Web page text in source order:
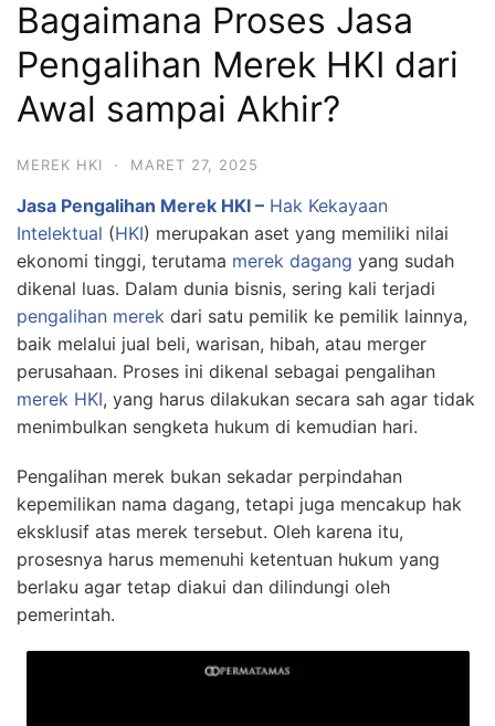
Bagaimana Proses Jasa
Pengalihan Merek HKI dari
Awal sampai Akhir?
MEREK HKI · MARET 27, 2025
Jasa Pengalihan Merek HKI – Hak Kekayaan
Intelektual (HKI) merupakan aset yang memiliki nilai
ekonomi tinggi, terutama merek dagang yang sudah
dikenal luas. Dalam dunia bisnis, sering kali terjadi
pengalihan merek dari satu pemilik ke pemilik lainnya,
baik melalui jual beli, warisan, hibah, atau merger
perusahaan. Proses ini dikenal sebagai pengalihan
merek HKI, yang harus dilakukan secara sah agar tidak
menimbulkan sengketa hukum di kemudian hari.
Pengalihan merek bukan sekadar perpindahan
kepemilikan nama dagang, tetapi juga mencakup hak
eksklusif atas merek tersebut. Oleh karena itu,
prosesnya harus memenuhi ketentuan hukum yang
berlaku agar tetap diakui dan dilindungi oleh
pemerintah.